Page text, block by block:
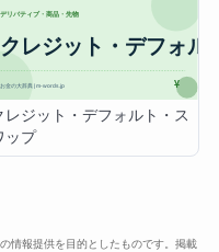
レジット・デフォルト・ス
ップ
情報提供を目的としたものです。掲載